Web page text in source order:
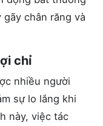
chân răng và
chỉ
nhiều người
sự lo lắng khi
này, việc tác